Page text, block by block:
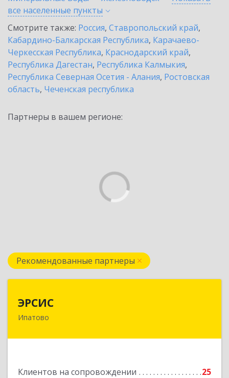
все населенные пункты
Смотрите также: Россия, Ставропольский край,
Кабардино-Балкарская Республика, Карачаево-
Черкесская Республика, Краснодарский край,
Республика Дагестан, Республика Калмыкия,
Республика Северная Осетия - Алания, Ростовская
область, Чеченская республика
Партнеры в вашем регионе:
Рекомендованные партнеры
ЭРСИС
Ипатово
Клиентов на сопровождении
25
Подробнее